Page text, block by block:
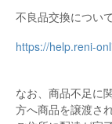
不良品交換につい
https://help.reni-
なお、商品不足に
方へ商品を譲渡さ